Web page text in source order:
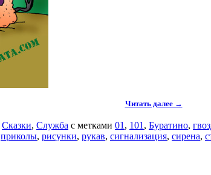
Читать далее →
Сказки, Служба с метками 01 , 101 , Буратино,
приколы, рисунки, рукав, сигнализация, сирена,